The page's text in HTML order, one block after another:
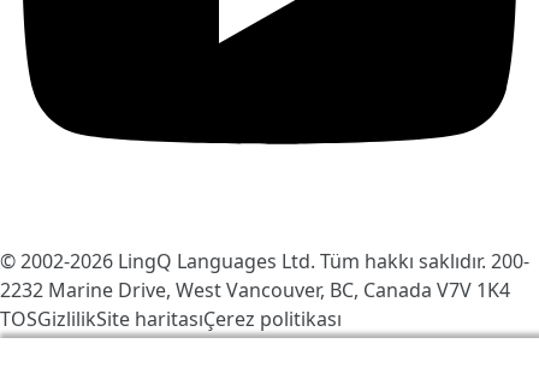
© 2002-2026 LingQ Languages Ltd. Tüm hakkı saklıdır. 200-
2232 Marine Drive, West Vancouver, BC, Canada V7V 1K4
TOSGizlilikSite haritasıÇerez politikası